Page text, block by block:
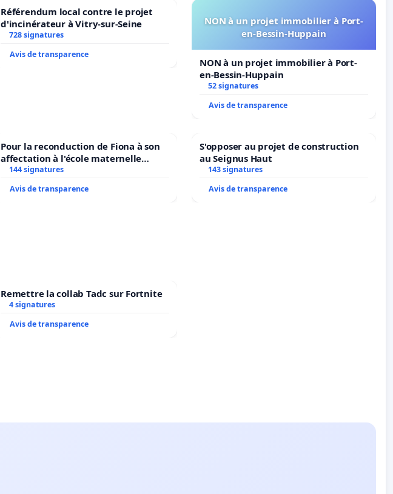
Référendum local contre le projet
d'incinérateur à Vitry-sur-Seine
728 signatures
Avis de transparence
NON à un projet immobilier à Port-
en-Bessin-Huppain
NON à un projet immobilier à Port-
en-Bessin-Huppain
52 signatures
Avis de transparence
Pour la reconduction de Fiona à son
affectation à l'école maternelle
LAMARTINE auprès de Léo N. en
144 signatures
Avis de transparence
S'opposer au projet de construction
au Seignus Haut
143 signatures
Avis de transparence
Remettre la collab Tadc sur Fortnite
4 signatures
Avis de transparence